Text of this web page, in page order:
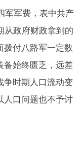
军军费，表中共产
从政府财政拿到的
拨付八路军一定数
备始终匮乏，远差
争时期人口流动变
人口问题也不予讨